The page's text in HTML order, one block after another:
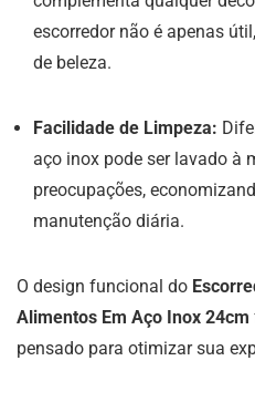
escorredor não é apenas
de beleza.
Facilidade de Limpeza:
aço inox pode ser lavado à
preocupações,
manutenção diária.
O design funcional do
Alimentos Em Aço Inox 24cm
pensado para otimizar sua